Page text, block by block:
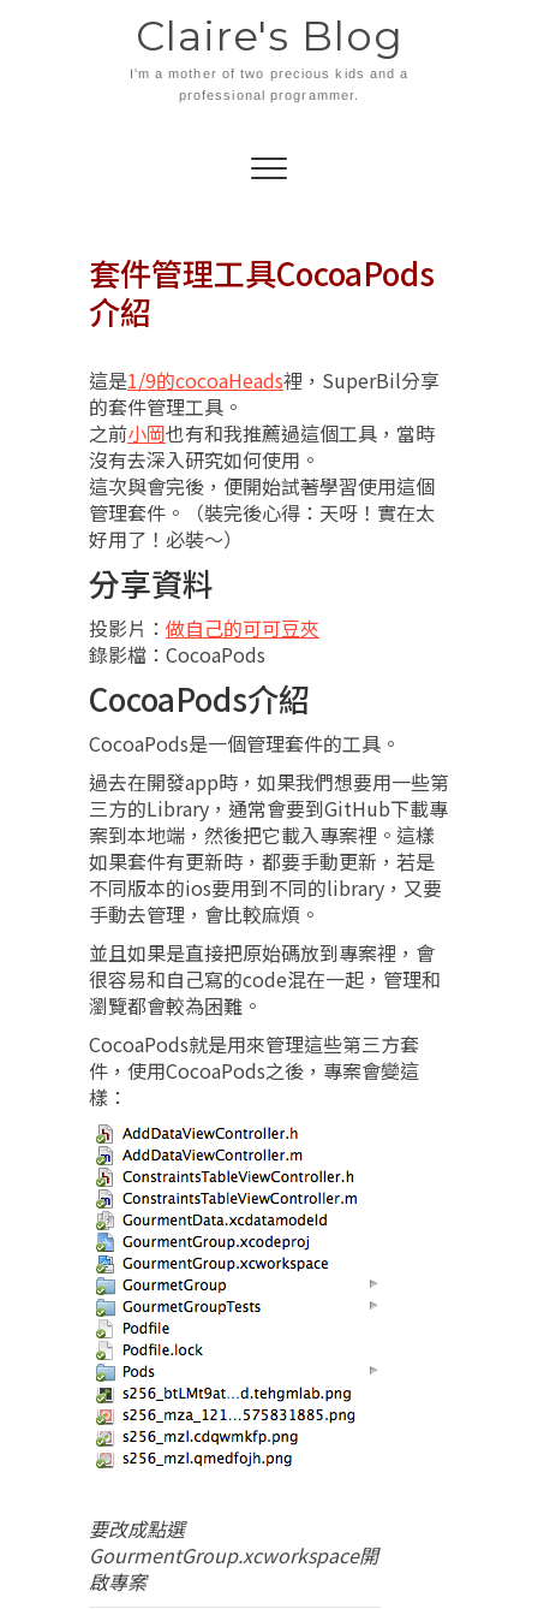
Claire's Blog
I'm a mother of two precious kids and a
professional programmer.
套件管理工具CocoaPods
介紹
這是1/9的cocoaHeads裡，SuperBil分享
的套件管理工具。
之前小岡也有和我推薦過這個工具，當時
沒有去深入研究如何使用。
這次與會完後，便開始試著學習使用這個
管理套件。（裝完後心得：天呀！實在太
好用了！必裝～）
分享資料
投影片： 做自己的可可豆夾
錄影檔：CocoaPods
CocoaPods介紹
CocoaPods是一個管理套件的工具。
過去在開發app時，如果我們想要用一些第
三方的Library，通常會要到GitHub下載專
案到本地端，然後把它載入專案裡。這樣
如果套件有更新時，都要手動更新，若是
不同版本的ios要用到不同的library，又要
手動去管理，會比較麻煩。
並且如果是直接把原始碼放到專案裡，會
很容易和自己寫的code混在一起，管理和
瀏覽都會較為困難。
CocoaPods就是用來管理這些第三方套
件，使用CocoaPods之後，專案會變這
樣：
要改成點選
GourmentGroup.xcworkspace開
啟專案